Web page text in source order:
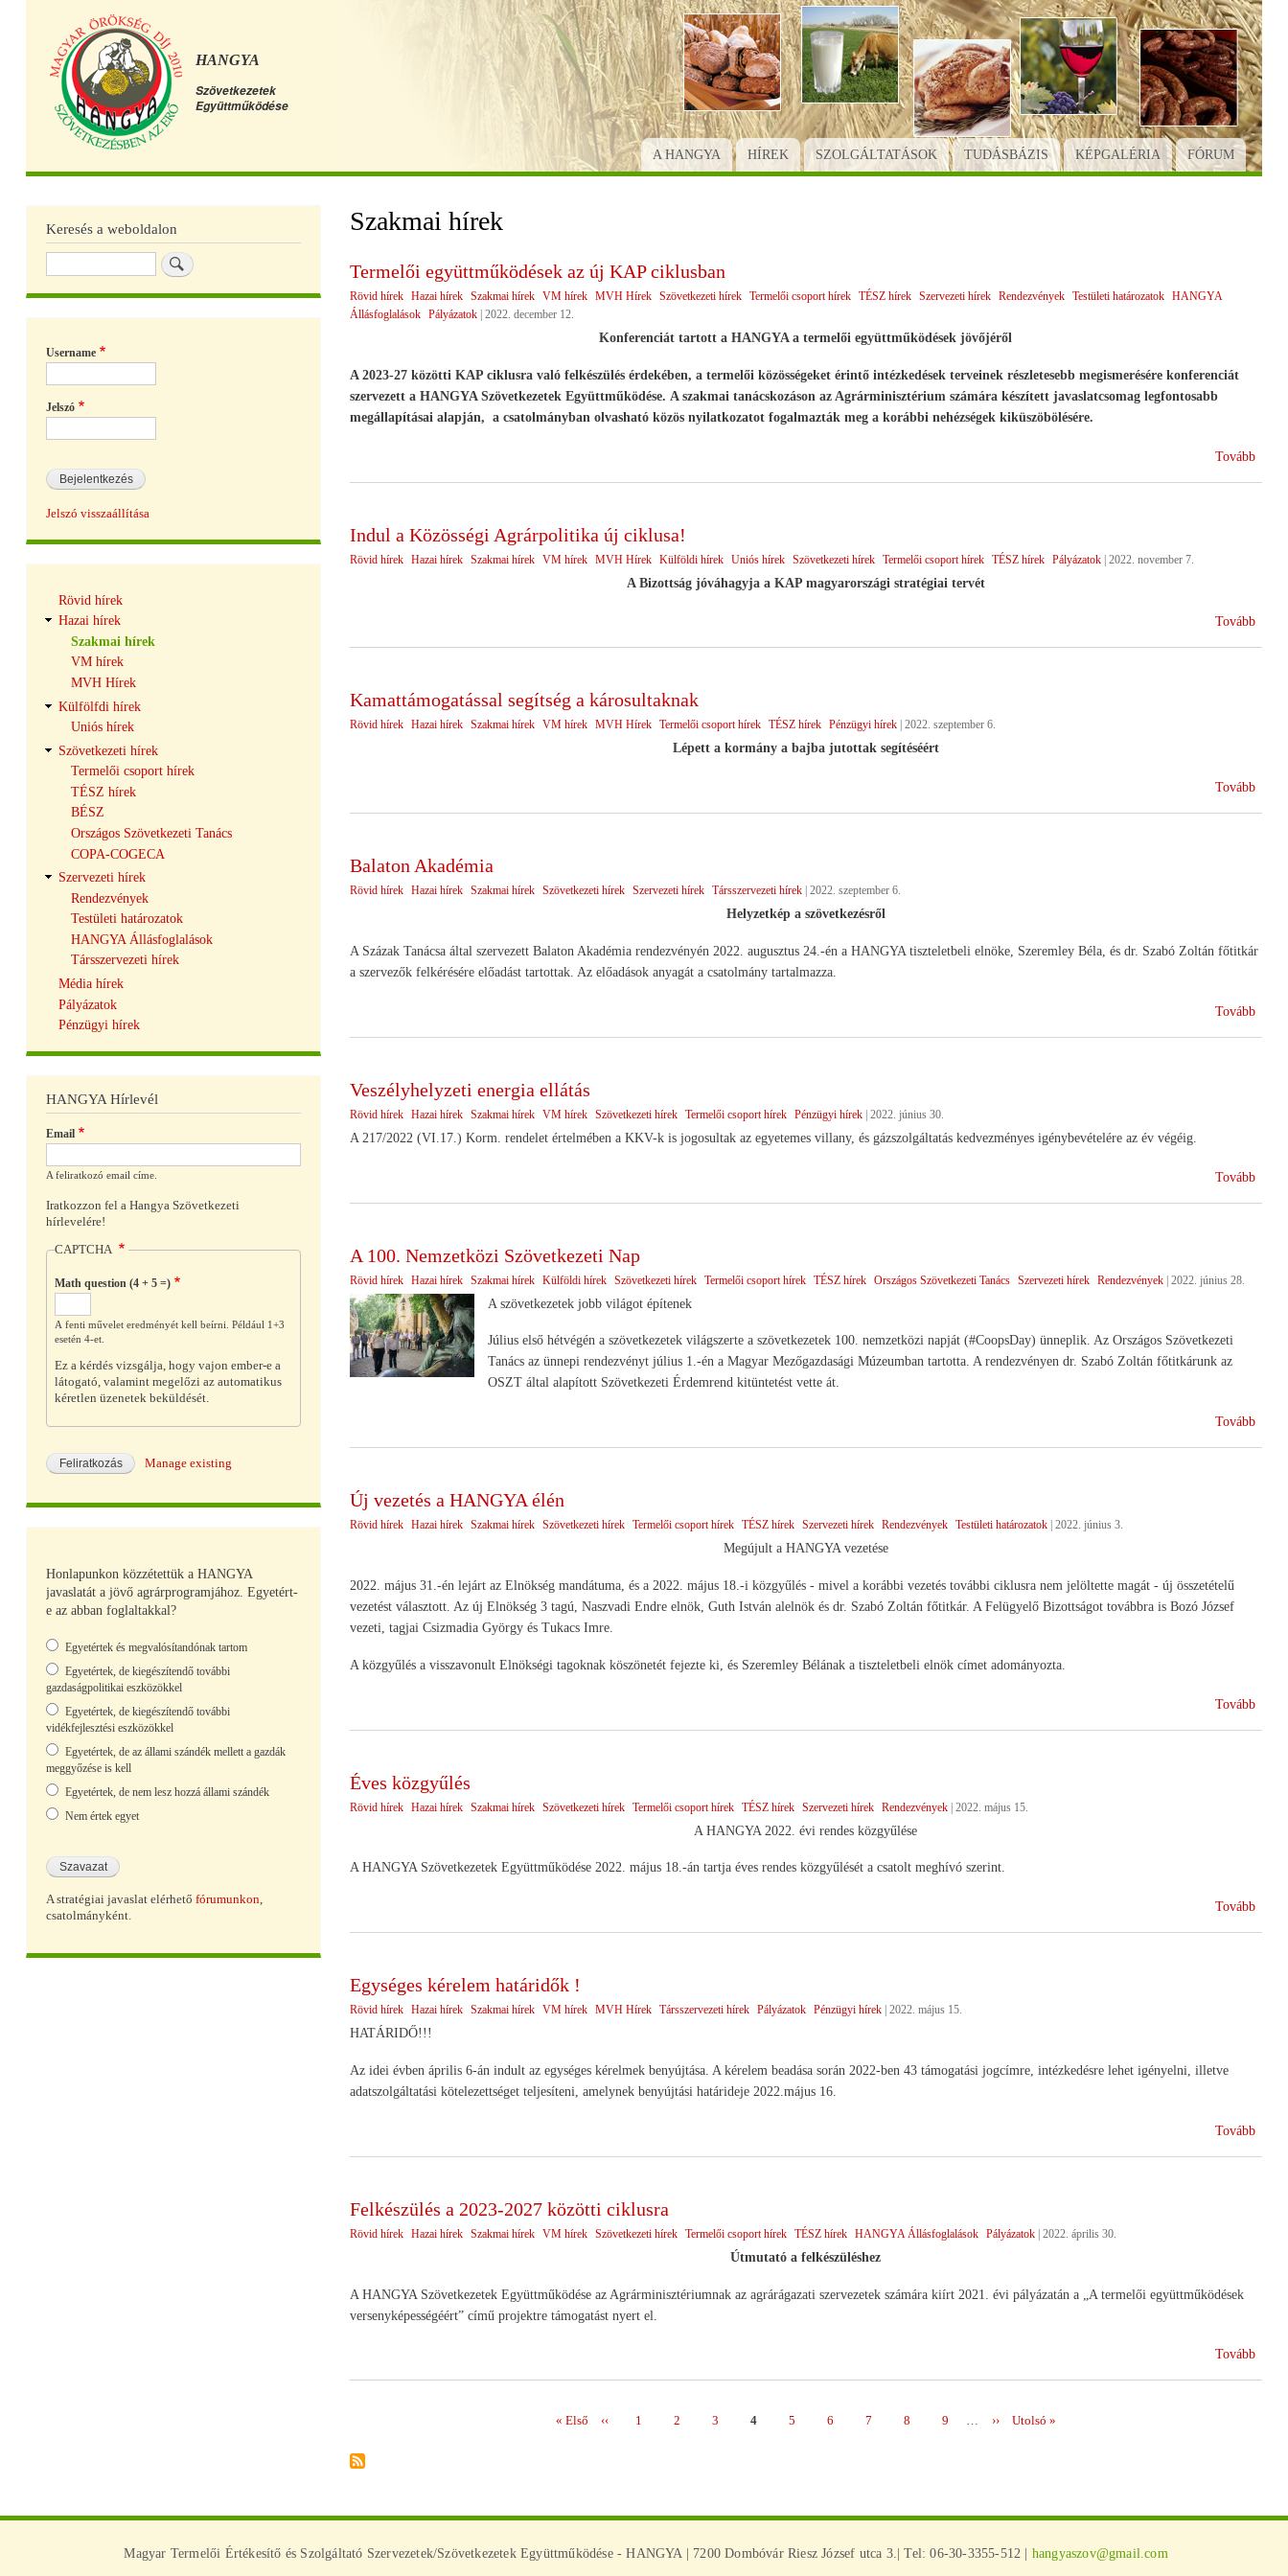
Ugrás
a
tartalomra
HANGYA
Szövetkezetek
Együttműködése
Főmenü
A HANGYA HÍREK SZOLGÁLTATÁSOK TUDÁSBÁZIS KÉPGALÉRIA FÓRUM
Szakmai hírek
Termelői együttműködések az új KAP ciklusban
Rövid hírek Hazai hírek Szakmai hírek VM hírek MVH Hírek Szövetkezeti hírek Termelői csoport hírek TÉSZ hírek Szervezeti hírek Rendezvények Testületi határozatok
HANGYA
Állásfoglalások
Pályázatok 2022. december 12.
Konferenciát tartott a HANGYA a termelői együttműködések jövőjéről
A 2023-27 közötti KAP ciklusra való felkészülés érdekében, a termelői közösségeket érintő intézkedések terveinek részletesebb megismerésére konferenciát
szervezett a HANGYA Szövetkezetek Együttműködése. A szakmai tanácskozáson az Agrárminisztérium számára készített javaslatcsomag legfontosabb
megállapításai alapján, a csatolmányban olvasható közös nyilatkozatot fogalmazták meg a korábbi nehézségek kiküszöbölésére.
Tovább
Indul a Közösségi Agrárpolitika új ciklusa!
Rövid hírek Hazai hírek Szakmai hírek VM hírek MVH Hírek Külföldi hírek Uniós hírek Szövetkezeti hírek Termelői csoport hírek TÉSZ hírek Pályázatok | 2022. november 7.
A Bizottság jóváhagyja a KAP magyarországi stratégiai tervét
Tovább
Kamattámogatással segítség a károsultaknak
Rövid hírek Hazai hírek Szakmai hírek VM hírek MVH Hírek Termelői csoport hírek TÉSZ hírek Pénzügyi hírek 2022. szeptember 6.
Lépett a kormány a bajba jutottak segítéséért
Tovább
Balaton Akadémia
Rövid hírek Hazai hírek Szakmai hírek Szövetkezeti hírek Szervezeti hírek Társszervezeti hírek 2022. szeptember 6.
Helyzetkép a szövetkezésről
A Százak Tanácsa által szervezett Balaton Akadémia rendezvényén 2022. augusztus 24.-én a HANGYA tiszteletbeli elnöke, Szeremley Béla, és dr. Szabó Zoltán főtitkár
a szervezők felkérésére előadást tartottak. Az előadások anyagát a csatolmány tartalmazza.
Tovább
Veszélyhelyzeti energia ellátás
Rövid hírek Hazai hírek Szakmai hírek VM hírek Szövetkezeti hírek Termelői csoport hírek Pénzügyi hírek | 2022. június 30.
A 217/2022 (VI.17.) Korm. rendelet értelmében a KKV-k is jogosultak az egyetemes villany, és gázszolgáltatás kedvezményes igénybevételére az év végéig.
Tovább
A 100. Nemzetközi Szövetkezeti Nap
Rövid hírek Hazai hírek Szakmai hírek Külföldi hírek Szövetkezeti hírek Termelői csoport hírek TÉSZ hírek Országos Szövetkezeti Tanács Szervezeti hírek Rendezvények | 2022. június 28.
A szövetkezetek jobb világot építenek
Július első hétvégén a szövetkezetek világszerte a szövetkezetek 100. nemzetközi napját (#CoopsDay) ünneplik. Az Országos Szövetkezeti
Tanács az ünnepi rendezvényt július 1.-én a Magyar Mezőgazdasági Múzeumban tartotta. A rendezvényen dr. Szabó Zoltán főtitkárunk az
OSZT által alapított Szövetkezeti Érdemrend kitüntetést vette át.
Tovább
Új vezetés a HANGYA élén
Rövid hírek Hazai hírek Szakmai hírek Szövetkezeti hírek Termelői csoport hírek TÉSZ hírek Szervezeti hírek Rendezvények Testületi határozatok 2022. június 3.
Megújult a HANGYA vezetése
2022. május 31.-én lejárt az Elnökség mandátuma, és a 2022. május 18.-i közgyűlés - mivel a korábbi vezetés további ciklusra nem jelöltette magát - új összetételű
vezetést választott. Az új Elnökség 3 tagú, Naszvadi Endre elnök, Guth István alelnök és dr. Szabó Zoltán főtitkár. A Felügyelő Bizottságot továbbra is Bozó József
vezeti, tagjai Csizmadia György és Tukacs Imre.
A közgyűlés a visszavonult Elnökségi tagoknak köszönetét fejezte ki, és Szeremley Bélának a tiszteletbeli elnök címet adományozta.
Tovább
Éves közgyűlés
Rövid hírek Hazai hírek Szakmai hírek Szövetkezeti hírek Termelői csoport hírek TÉSZ hírek Szervezeti hírek Rendezvények | 2022. május 15.
A HANGYA 2022. évi rendes közgyűlése
A HANGYA Szövetkezetek Együttműködése 2022. május 18.-án tartja éves rendes közgyűlését a csatolt meghívó szerint.
Tovább
Egységes kérelem határidők !
Rövid hírek Hazai hírek Szakmai hírek VM hírek MVH Hírek Társszervezeti hírek Pályázatok Pénzügyi hírek 2022. május 15.
HATÁRIDŐ!!!
Az idei évben április 6-án indult az egységes kérelmek benyújtása. A kérelem beadása során 2022-ben 43 támogatási jogcímre, intézkedésre lehet igényelni, illetve
adatszolgáltatási kötelezettséget teljesíteni, amelynek benyújtási határideje 2022.május 16.
Tovább
Felkészülés a 2023-2027 közötti ciklusra
Rövid hírek Hazai hírek Szakmai hírek VM hírek Szövetkezeti hírek Termelői csoport hírek TÉSZ hírek HANGYA Állásfoglalások Pályázatok | 2022. április 30.
Útmutató a felkészüléshez
A HANGYA Szövetkezetek Együttműködése az Agrárminisztériumnak az agrárágazati szervezetek számára kiírt 2021. évi pályázatán a „A termelői együttműködések
versenyképességéért” című projektre támogatást nyert el.
Tovább
Első
« Első
Előző
‹‹ Page
1 Page
2 Page
3 Page
4 Page
5 Page
6 Page
7 Page
8 Page
9 …
Következő
››
Utolsó
Utolsó »
Keresés a weboldalon
Username
Jelszó
Jelszó visszaállítása
navigáció
Rövid hírek
Hazai hírek
Szakmai hírek
VM hírek
MVH Hírek
Külfölfdi hírek
Uniós hírek
Szövetkezeti hírek
Termelői csoport hírek
TÉSZ hírek
BÉSZ
Országos Szövetkezeti Tanács
COPA-COGECA
Szervezeti hírek
Rendezvények
Testületi határozatok
HANGYA Állásfoglalások
Társszervezeti hírek
Média hírek
Pályázatok
Pénzügyi hírek
HANGYA Hírlevél
Email
A feliratkozó email címe.
Iratkozzon fel a Hangya Szövetkezeti
hírlevelére!
CAPTCHA
Math question (4 + 5 =)
A fenti művelet eredményét kell beírni. Például 1+3
esetén 4-et.
Ez a kérdés vizsgálja, hogy vajon ember-e a
látogató, valamint megelőzi az automatikus
kéretlen üzenetek beküldését.
Manage existing
Honlapunkon közzétettük a HANGYA
javaslatát a jövő agrárprogramjához. Egyetért-
e az abban foglaltakkal?
Választások
Egyetértek és megvalósítandónak tartom
Egyetértek, de kiegészítendő további
gazdaságpolitikai eszközökkel
Egyetértek, de kiegészítendő további
vidékfejlesztési eszközökkel
Egyetértek, de az állami szándék mellett a gazdák
meggyőzése is kell
Egyetértek, de nem lesz hozzá állami szándék
Nem értek egyet
A stratégiai javaslat elérhető fórumunkon
csatolmányként.
Magyar Termelői Értékesítő és Szolgáltató Szervezetek/Szövetkezetek Együttműködése - HANGYA | 7200 Dombóvár Riesz József utca 3.| Tel: 06-30-3355-512 | hangyaszov@gmail.com